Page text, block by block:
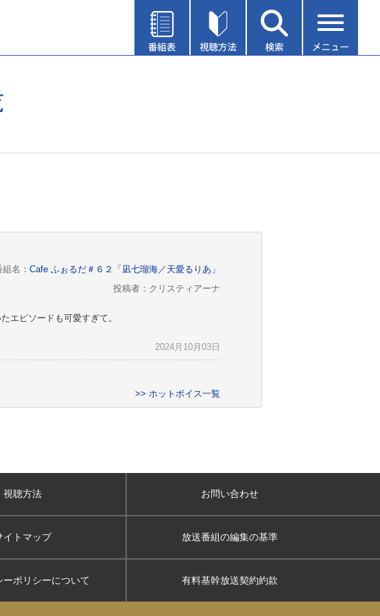
組名： Cafe ふぉるだ＃６２「凪七瑠海／天愛るりあ」
投稿者：クリスティアーナ
エピソードも可愛すぎて。
2024月10月03日
>> ホットボイス一覧
視聴方法 お問い合わせ
イトマップ 放送番組の編集の基準
ーポリシーについて 有料基幹放送契約約款